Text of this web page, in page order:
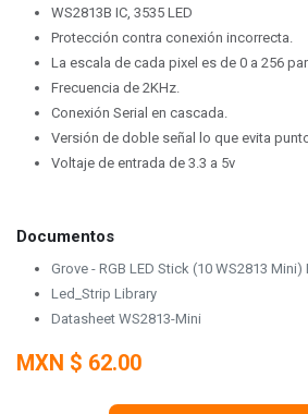
WS2813B IC, 3535 LED
Protección contra conexión incorrecta.
La escala de cada pixel es de 0 a 256
Frecuencia de 2KHz.
Conexión Serial en cascada.
Versión de doble señal lo que evita
Voltaje de entrada de 3.3 a 5v
Documentos
Grove - RGB LED Stick (10 WS2813 Mini)
Led_Strip Library
Datasheet WS2813-Mini
MXN $ 62.00